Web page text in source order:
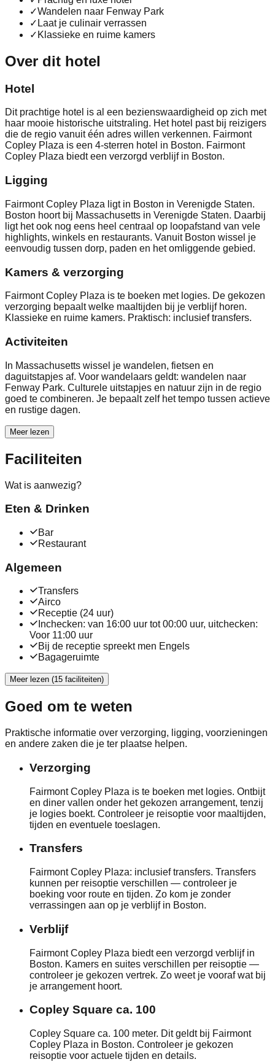
✓Wandelen naar Fenway Park
✓ Laat je culinair verrassen
✓ Klassieke en ruime kamers
Over dit hotel
Hotel
Dit prachtige hotel is al een bezienswaardigheid op zich met
haar mooie historische uitstraling. Het hotel past bij reizigers
die de regio vanuit één adres willen verkennen. Fairmont
Copley Plaza is een 4-sterren hotel in Boston. Fairmont
Copley Plaza biedt een verzorgd verblijf in Boston.
Ligging
Fairmont Copley Plaza ligt in Boston in Verenigde Staten.
Boston hoort bij Massachusetts in Verenigde Staten. Daarbij
ligt het ook nog eens heel centraal op loopafstand van vele
highlights, winkels en restaurants. Vanuit Boston wissel je
eenvoudig tussen dorp, paden en het omliggende gebied.
Kamers & verzorging
Fairmont Copley Plaza is te boeken met logies. De gekozen
verzorging bepaalt welke maaltijden bij je verblijf horen.
Klassieke en ruime kamers. Praktisch: inclusief transfers.
Activiteiten
In Massachusetts wissel je wandelen, fietsen en
daguitstapjes af. Voor wandelaars geldt: wandelen naar
Fenway Park. Culturele uitstapjes en natuur zijn in de regio
goed te combineren. Je bepaalt zelf het tempo tussen actieve
en rustige dagen.
Meer lezen
Faciliteiten
Wat is aanwezig?
Eten & Drinken
Bar
Restaurant
Algemeen
Transfers
Airco
Receptie (24 uur)
Inchecken: van 16:00 uur tot 00:00 uur, uitchecken:
Voor 11:00 uur
Bij de receptie spreekt men Engels
Bagageruimte
Meer lezen (15 faciliteiten)
Goed om te weten
Praktische informatie over verzorging, ligging, voorzieningen
en andere zaken die je ter plaatse helpen.
Verzorging
Fairmont Copley Plaza is te boeken met logies. Ontbijt
en diner vallen onder het gekozen arrangement, tenzij
je logies boekt. Controleer je reisoptie voor maaltijden,
tijden en eventuele toeslagen.
Transfers
Fairmont Copley Plaza: inclusief transfers. Transfers
kunnen per reisoptie verschillen — controleer je
boeking voor route en tijden. Zo kom je zonder
verrassingen aan op je verblijf in Boston.
Verblijf
Fairmont Copley Plaza biedt een verzorgd verblijf in
Boston. Kamers en suites verschillen per reisoptie —
controleer je gekozen vertrek. Zo weet je vooraf wat bij
je arrangement hoort.
Copley Square ca. 100
Copley Square ca. 100 meter. Dit geldt bij Fairmont
Copley Plaza in Boston. Controleer je gekozen
reisoptie voor actuele tijden en details.